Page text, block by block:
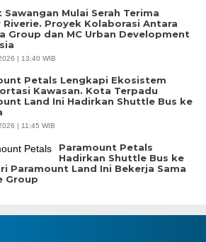
Sawangan Mulai Serah Terima
Riverie. Proyek Kolaborasi Antara
Group dan MC Urban Development
| 13:40 WIB
Petals Lengkapi Ekosistem
Kawasan. Kota Terpadu
Land Ini Hadirkan Shuttle Bus ke
| 11:45 WIB
Paramount Petals
Hadirkan Shuttle Bus ke
Paramount Land Ini Bekerja Sama
Group